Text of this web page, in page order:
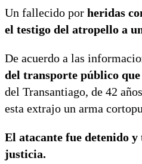
Un fallecido por heridas
el testigo del atropello a
De acuerdo a las
del transporte público
del Transantiago, de 42
esta extrajo un arma
El atacante fue detenido y
justicia.